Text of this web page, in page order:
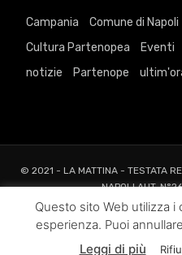
Campania Comune di Napoli
Cultura Partenopea
Eventi
notizie
Partenope
© 2021 - LA MATTINA - TESTATA
NAPOLI AUT.
ALL RIGHTS RESERVED TO
Questo sito Web utilizza i
esperienza. Puoi
Leggi di più